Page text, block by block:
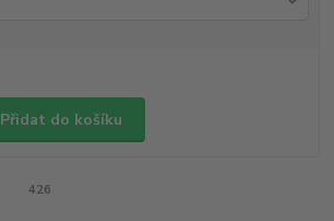
Přidat do košíku
426